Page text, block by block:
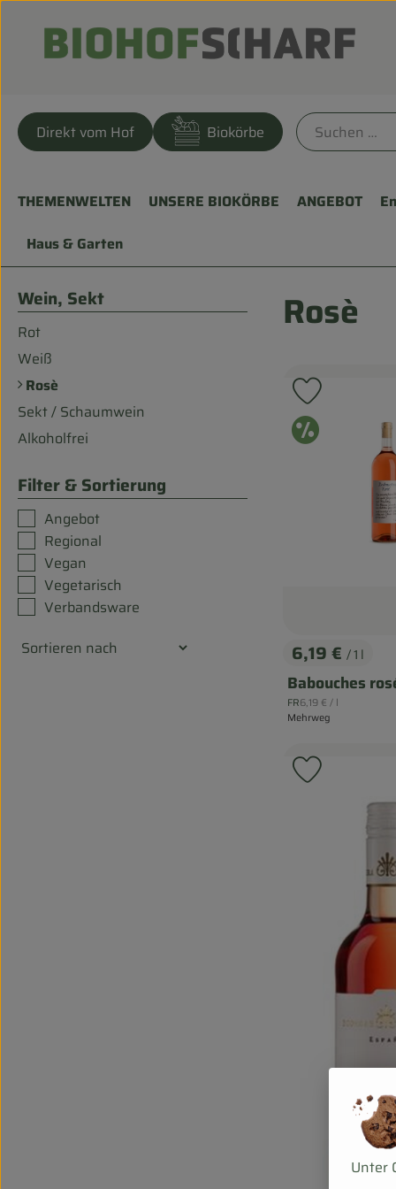
Direkt vom Hof Biokörbe
THEMENWELTEN UNSERE BIOKÖRBE ANGEBOT
Haus & Garten
Wein, Sekt
Rot
Weiß
Rosè
Sekt / Schaumwein
Alkoholfrei
Filter & Sortierung
Angebot
Regional
Vegan
Vegetarisch
Verbandsware
Rosè
, Preis:
6,19 € / 1 l
Babouches
, Herkunft:
FR, Referenzpreis:
6,19 € / l
Mehrweg
Produkt
Produkt
Unter